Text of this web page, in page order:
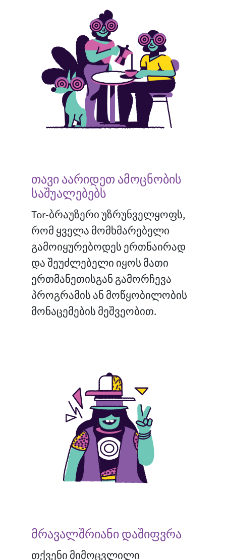
თავი აარიდეთ ამოცნობის
საშუალებებს
Tor-ბრაუზერი უზრუნველყოფს,
რომ ყველა მომხმარებელი
გამოიყურებოდეს ერთნაირად
და შეუძლებელი იყოს მათი
ერთმანეთისგან გამორჩევა
პროგრამის ან მოწყობილობის
მონაცემების მეშვეობით.
მრავალშრიანი დაშიფვრა
თქვენი მიმოცვლილი